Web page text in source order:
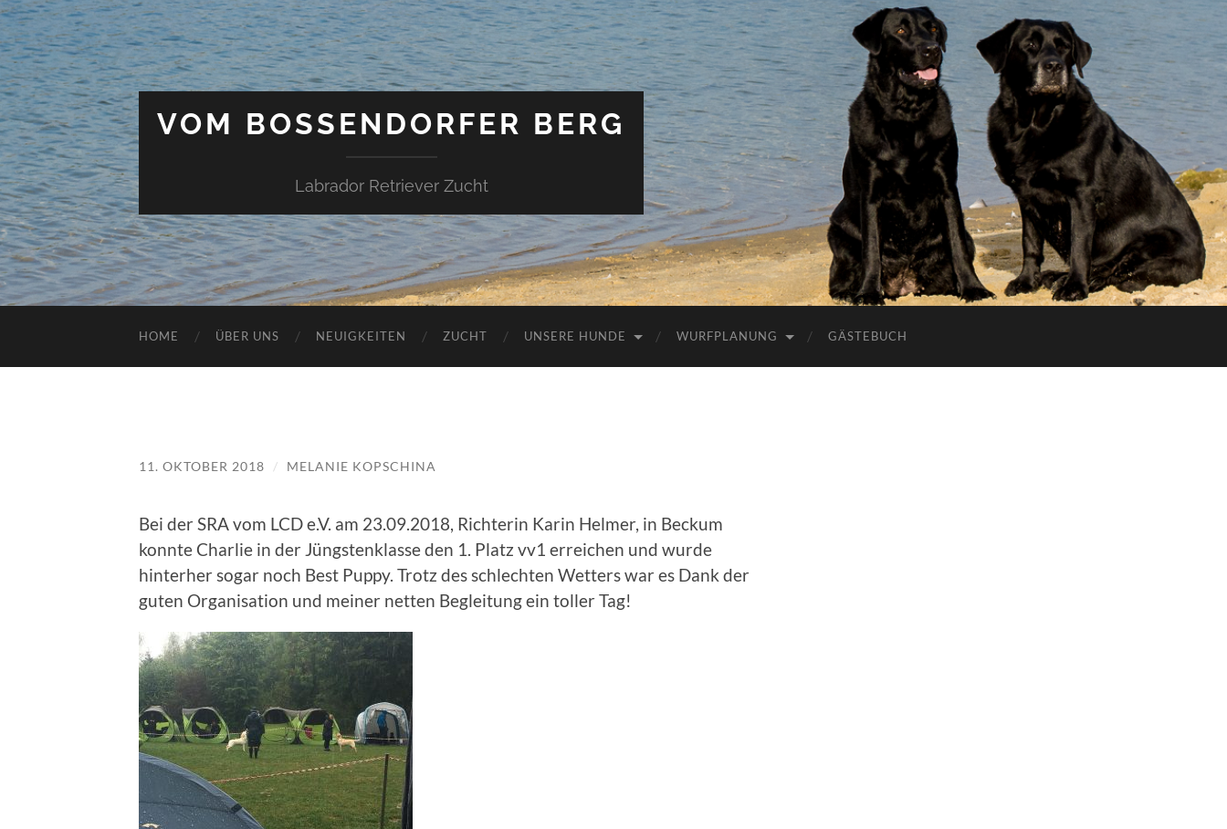
VOM BOSSENDORFER BERG
Labrador Retriever Zucht
HOME ÜBER UNS NEUIGKEITEN ZUCHT UNSERE HUNDE WURFPLANUNG GÄSTEBUCH
11. OKTOBER 2018 / MELANIE KOPSCHINA
Bei der SRA vom LCD e.V. am 23.09.2018, Richterin Karin Helmer, in Beckum
konnte Charlie in der Jüngstenklasse den 1. Platz vv1 erreichen und wurde
hinterher sogar noch Best Puppy. Trotz des schlechten Wetters war es Dank der
guten Organisation und meiner netten Begleitung ein toller Tag!